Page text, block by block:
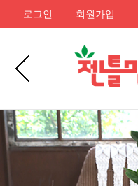
로그인 회원가입